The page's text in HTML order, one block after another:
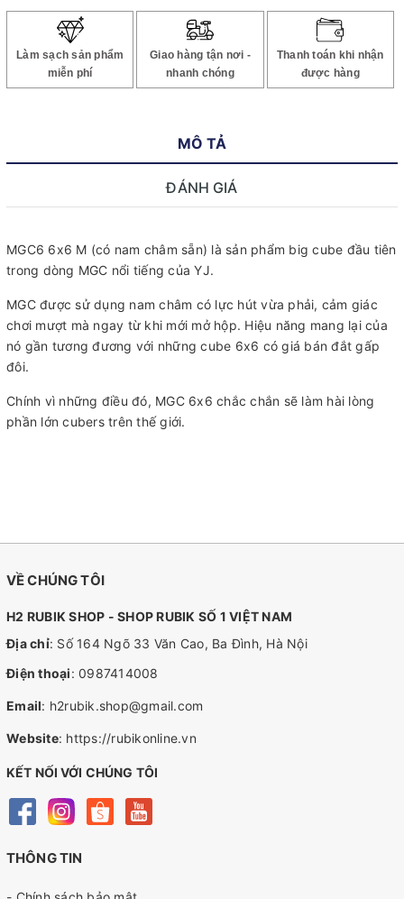
Làm sạch sản phẩm
miễn phí
Giao hàng tận nơi -
nhanh chóng
Thanh toán khi nhận
được hàng
MÔ TẢ
ĐÁNH GIÁ
MGC6 6x6 M (có nam châm sẵn) là sản phẩm big cube đầu tiên
trong dòng MGC nổi tiếng của YJ.
MGC được sử dụng nam châm có lực hút vừa phải, cảm giác
chơi mượt mà ngay từ khi mới mở hộp. Hiệu năng mang lại của
nó gần tương đương với những cube 6x6 có giá bán đắt gấp
đôi.
Chính vì những điều đó, MGC 6x6 chắc chắn sẽ làm hài lòng
phần lớn cubers trên thế giới.
VỀ CHÚNG TÔI
H2 RUBIK SHOP - SHOP RUBIK SỐ 1 VIỆT NAM
Địa chỉ: Số 164 Ngõ 33 Văn Cao, Ba Đình, Hà Nội
Điện thoại: 0987414008
Email: h2rubik.shop@gmail.com
Website: https://rubikonline.vn
KẾT NỐI VỚI CHÚNG TÔI
THÔNG TIN